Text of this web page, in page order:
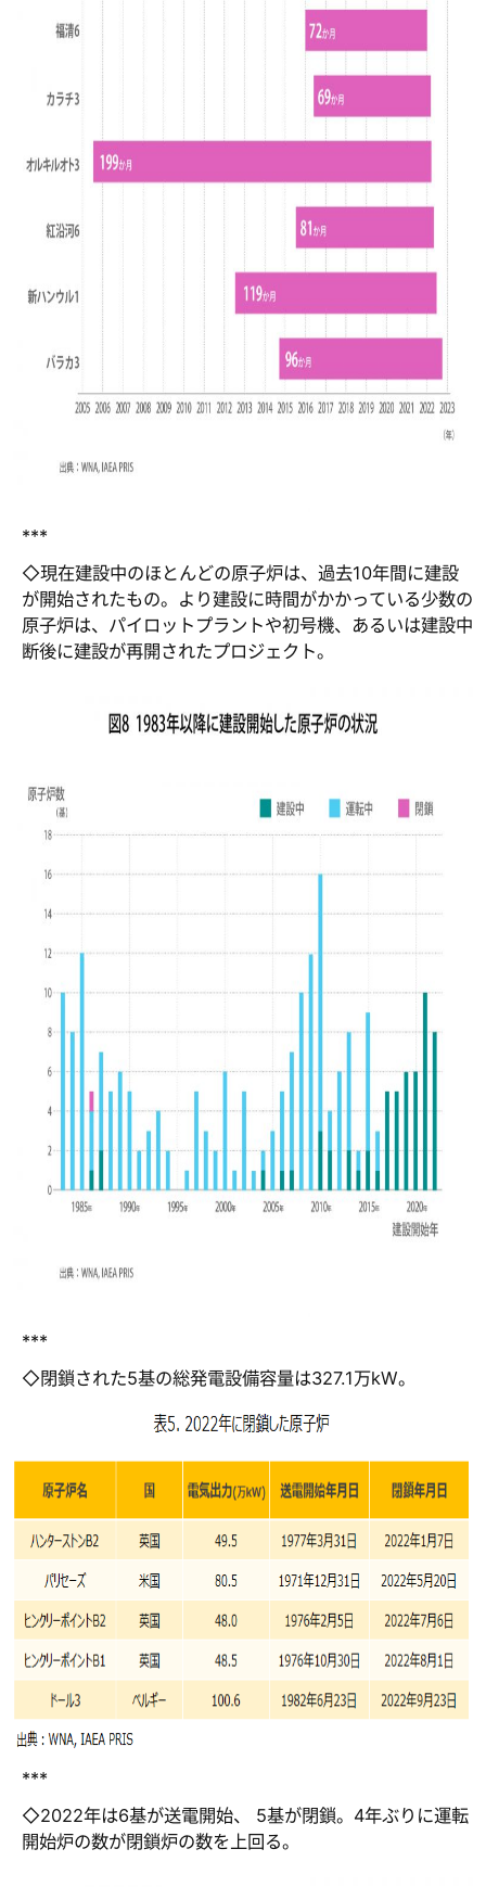
***
◇現在建設中のほとんどの原子炉は、過去10年間に建設
が開始されたもの。より建設に時間がかかっている少数の
原子炉は、パイロットプラントや初号機、あるいは建設中
断後に建設が再開されたプロジェクト。
***
◇閉鎖された5基の総発電設備容量は327.1万kW。
***
◇2022年は6基が送電開始、 5基が閉鎖。4年ぶりに運転
開始炉の数が閉鎖炉の数を上回る。